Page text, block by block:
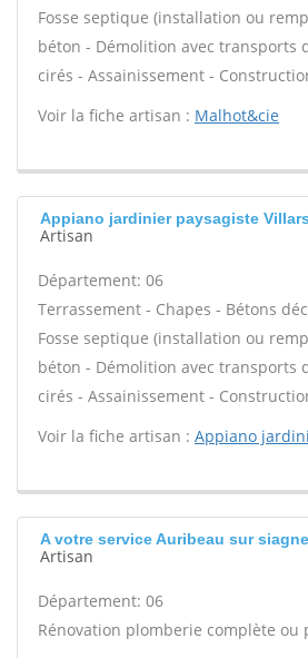
Fosse septique (installation ou
béton - Démolition avec transports
cirés - Assainissement -
Voir la fiche artisan : Malhot&cie
Appiano jardinier paysagiste
Artisan
Département: 06
Terrassement - Chapes - Bétons
Fosse septique (installation ou
béton - Démolition avec transports
cirés - Assainissement -
Voir la fiche artisan : Appiano
A votre service Auribeau sur siagne
Artisan
Département: 06
Rénovation plomberie complète ou